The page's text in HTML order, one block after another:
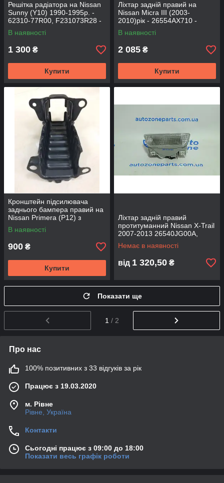
Решітка радіатора на Nissan
Sunny (Y10) 1990-1995р. -
62310-77R00, F231073R28 -
NISSAN
В наявності
1 300 ₴
Купити
Ліхтар задній правий на
Nissan Micra III (2003-
2010)рік - 26554AX710 -
Nissan
В наявності
2 085 ₴
Купити
Кронштейн підсилювача
заднього бампера правий на
Nissan Primera (P12) з
2002р.- 85210AU100 -
NISSAN
В наявності
900 ₴
Купити
Ліхтар задній правий
протитуманний Nissan X-Trail
2007-2013 26540JG00A,
265401DA0A - DEPO
Немає в наявності
від 1 320,50 ₴
Показати ще
1 / 2
Про нас
100% позитивних з 33 відгуків за рік
Працює з 19.03.2020
м. Рівне
Рівне, Україна
Контакти
Сьогодні працює з 09:00 до 18:00
Показати весь графік роботи